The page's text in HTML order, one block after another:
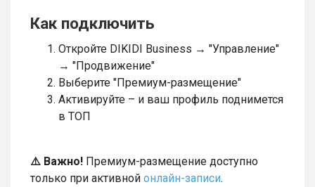
Как подключить
Откройте DIKIDI Business → "Управление"
→ "Продвижение"
Выберите "Премиум-размещение"
Активируйте – и ваш профиль поднимется
в ТОП
⚠️ Важно! Премиум-размещение доступно
только при активной онлайн-записи.